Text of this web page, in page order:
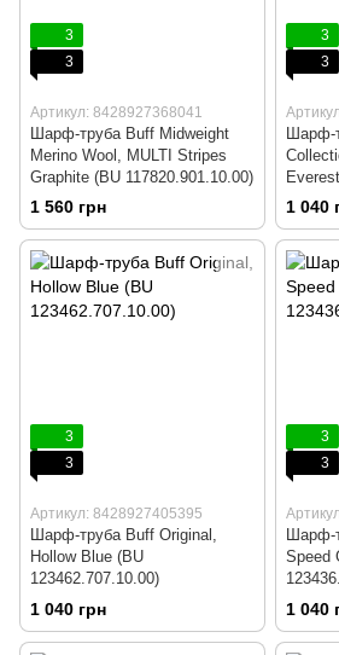
3
3
Артикул: 8428927368041
Шарф-труба Buff Midweight
Merino Wool, MULTI Stripes
Graphite (BU 117820.901.10.00)
1 560 грн
3
3
Шарф-
1 040
3
3
Артикул: 8428927405395
Шарф-труба Buff Original,
Hollow Blue (BU
123462.707.10.00)
1 040 грн
3
3
Шарф-
Speed
1 040